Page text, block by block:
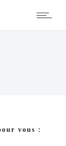
vous :